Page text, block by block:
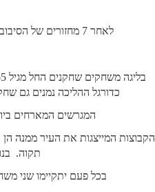
לאחר 7 מחזורים של הסיבוב הראשון, יתקיימו 2 בתי פליאוף, עליון ותחתון למיקום הסופי בטבלה.
כדורגל ההליכה נמנים גם
המגרשים המארחים
הקבוצות המייצגות את העיר ממנה
תקוה.
בכל פעם יתקיימו שני